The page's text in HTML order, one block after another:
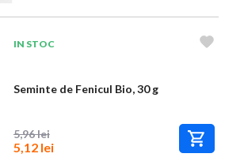
IN STOC
Seminte de Fenicul Bio, 30 g
5,96 lei
5,12 lei